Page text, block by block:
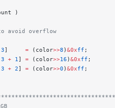
)
avoid overflow
3] = (color>>8 )&0xff ;
3 + 1 ] = (color>>16 )&0xff ;
3 + 2] = (color>>0 )&0xff ;